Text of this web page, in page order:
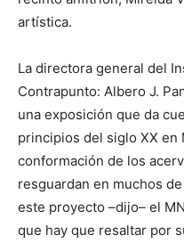
artística.
La directora general del
Contrapunto: Albero J.
una exposición que da
principios del siglo XX en
conformación de los
resguardan en muchos
este proyecto –dijo– el
que hay que resaltar por